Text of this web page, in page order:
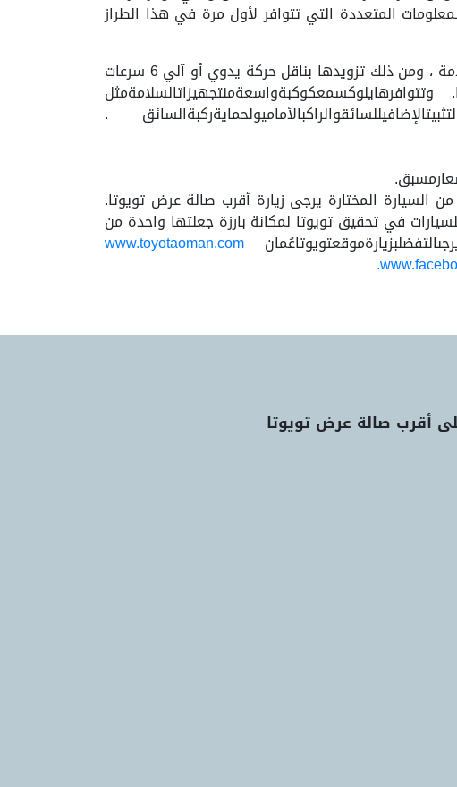
المتعددة التي تتوافر لأول مرة في هذا الطراز
كما تتمتع هايلوكس الجديدة بكوكبة من المزايا التي تعكس تفوقها من الناحية التقنية ومن ناحية السلامة ، ومن ذلك تزويدها بناقل حركة يدوي أو آلي 6 سرعات
ديزل تم تطويره حديثًا مكون من 4 اسطوانات بقوة 148 حصانًا. وتتوافرهايلوكسمعكوكبةواسعةمنتجهيزاتالسلامةمثل
.
من السيارة المختارة يرجى زيارة أقرب صالة عرض تويوتا.
في تحقيق تويوتا لمكانة بارزة جعلتها واحدة من
www.toyotaoman.com
أقرب صالة عرض تويوتا